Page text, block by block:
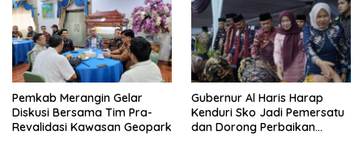
Pemkab Merangin Gelar
Diskusi Bersama Tim Pra-
Revalidasi Kawasan Geopark
Gubernur Al Haris Harap
Kenduri Sko Jadi Pemersatu
dan Dorong Perbaikan